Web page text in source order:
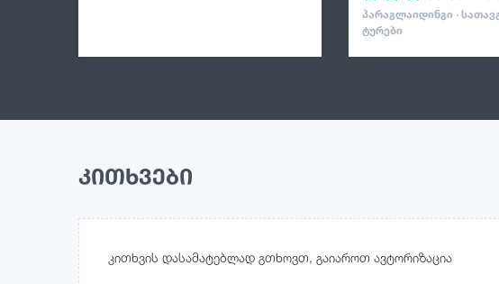
ᲞᲐᲠᲐᲒᲚᲐᲘᲓᲘᲜᲒᲘ ·
ᲢᲣᲠᲔᲑᲘ
კითხვები
კითხვის დასამატებლად გთხოვთ, გაიაროთ ავტორიზაცია